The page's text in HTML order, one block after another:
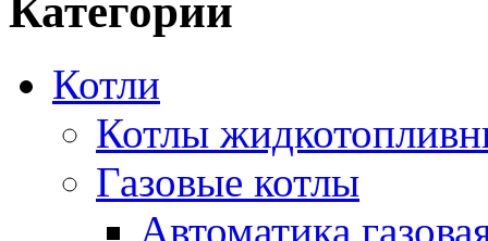
Категории
Котли
Котлы
Газовые котлы
Автоматика